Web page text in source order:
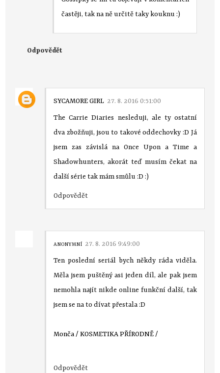
častěji, tak na ně určitě taky kouknu :)
Odpovědět
SYCAMORE GIRL 27. 8. 2016 0:51:00
The Carrie Diaries nesleduji, ale ty ostatní
dva zbožňuji, jsou to takové oddechovky :D Já
jsem zas závislá na Once Upon a Time a
Shadowhunters, akorát teď musím čekat na
další série tak mám smůlu :D :)
Odpovědět
ANONYMNÍ 27. 8. 2016 9:49:00
Ten poslední seriál bych někdy ráda viděla.
Měla jsem puštěný asi jeden díl, ale pak jsem
nemohla najít nikde online funkční další, tak
jsem se na to dívat přestala :D
Monča / KOSMETIKA PŘÍRODNĚ /
Odpovědět